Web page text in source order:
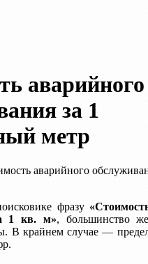
аварийного
за 1
метр
фразу
1 кв. м», большинство
В крайнем случае —